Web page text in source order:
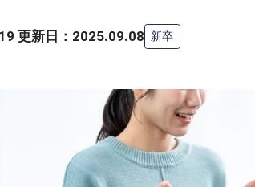
更新日：2025.09.08 新卒